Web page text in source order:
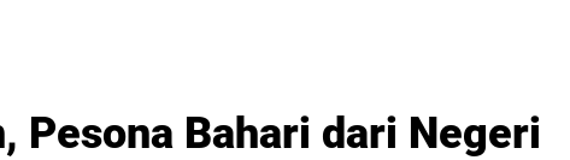
Pesona Bahari dari Negeri